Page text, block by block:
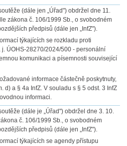
(dále jen „Úřad") obdržel dne 11.
zákona č. 106/1999 Sb., o svobodném
předpisů (dále jen „InfZ").
týkajících se rozkladu proti
ÚOHS-28270/2024/500 - personální
komunikaci a písemnosti související
informace částečně poskytnuty,
d) a § 4a InfZ. V souladu s § 5 odst. 3 InfZ
informaci.
(dále je „Úřad") obdržel dne 3. 10.
č. 106/1999 Sb., o svobodném
předpisů (dále jen „InfZ").
týkajících se agendy přístupu